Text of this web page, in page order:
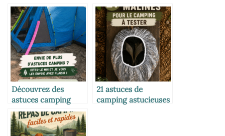
camping portable
rangement dans
votre camping-car
Découvrez des
astuces camping
innovantes pour vos
prochaines
aventures
21 astuces de
camping astucieuses